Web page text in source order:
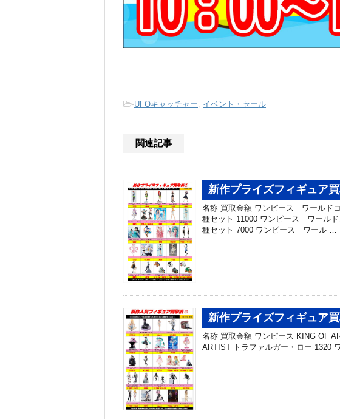
-UFOキャッチャー イベント・セール
関連記事
新作プライズフィギュア
名称 買取金額 ワンピース ワールド
種セット 11000 ワンピース ワール
種セット 7000 ワンピース ワール …
新作プライズフィギュア
名称 買取金額 ワンピース KING OF
ARTIST トラファルガー・ロー 1320